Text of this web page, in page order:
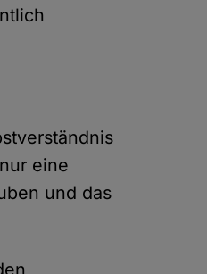
eine
und das